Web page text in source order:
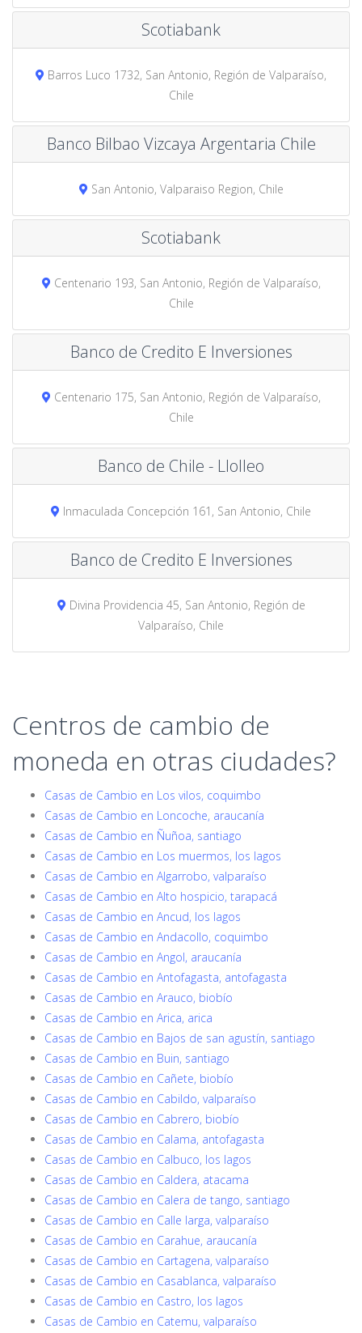
Scotiabank
Barros Luco 1732, San Antonio, Región de Valparaíso,
Chile
Banco Bilbao Vizcaya Argentaria Chile
San Antonio, Valparaiso Region, Chile
Scotiabank
Centenario 193, San Antonio, Región de Valparaíso,
Chile
Banco de Credito E Inversiones
Centenario 175, San Antonio, Región de Valparaíso,
Chile
Banco de Chile - Llolleo
Inmaculada Concepción 161, San Antonio, Chile
Banco de Credito E Inversiones
Divina Providencia 45, San Antonio, Región de
Valparaíso, Chile
Centros de cambio de
moneda en otras ciudades?
Casas de Cambio en Los vilos, coquimbo
Casas de Cambio en Loncoche, araucanía
Casas de Cambio en Ñuñoa, santiago
Casas de Cambio en Los muermos, los lagos
Casas de Cambio en Algarrobo, valparaíso
Casas de Cambio en Alto hospicio, tarapacá
Casas de Cambio en Ancud, los lagos
Casas de Cambio en Andacollo, coquimbo
Casas de Cambio en Angol, araucanía
Casas de Cambio en Antofagasta, antofagasta
Casas de Cambio en Arauco, biobío
Casas de Cambio en Arica, arica
Casas de Cambio en Bajos de san agustín, santiago
Casas de Cambio en Buin, santiago
Casas de Cambio en Cañete, biobío
Casas de Cambio en Cabildo, valparaíso
Casas de Cambio en Cabrero, biobío
Casas de Cambio en Calama, antofagasta
Casas de Cambio en Calbuco, los lagos
Casas de Cambio en Caldera, atacama
Casas de Cambio en Calera de tango, santiago
Casas de Cambio en Calle larga, valparaíso
Casas de Cambio en Carahue, araucanía
Casas de Cambio en Cartagena, valparaíso
Casas de Cambio en Casablanca, valparaíso
Casas de Cambio en Castro, los lagos
Casas de Cambio en Catemu, valparaíso